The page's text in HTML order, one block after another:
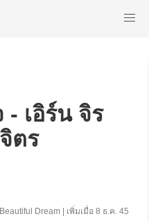
- เอิร์น จิร
ตร
Dream | เพิ่มเมื่อ 8 ธ.ค. 45